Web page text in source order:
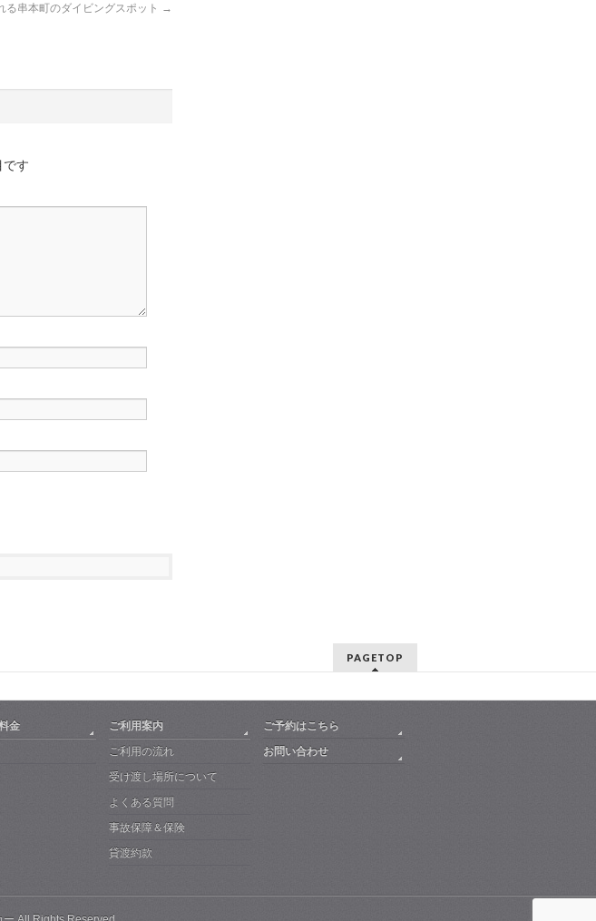
る串本町のダイビングスポット →
です
PAGETOP
金
ご利用案内
ご利用の流れ
受け渡し場所について
よくある質問
事故保障＆保険
貸渡約款
ご予約はこちら
お問い合わせ